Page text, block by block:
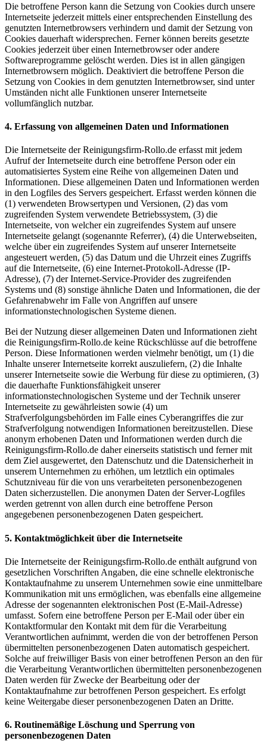
Die betroffene Person kann die Setzung von Cookies durch unsere
Internetseite jederzeit mittels einer entsprechenden Einstellung des
genutzten Internetbrowsers verhindern und damit der Setzung von
Cookies dauerhaft widersprechen. Ferner können bereits gesetzte
Cookies jederzeit über einen Internetbrowser oder andere
Softwareprogramme gelöscht werden. Dies ist in allen gängigen
Internetbrowsern möglich. Deaktiviert die betroffene Person die
Setzung von Cookies in dem genutzten Internetbrowser, sind unter
Umständen nicht alle Funktionen unserer Internetseite
vollumfänglich nutzbar.
4. Erfassung von allgemeinen Daten und Informationen
Die Internetseite der Reinigungsfirm-Rollo.de erfasst mit jedem
Aufruf der Internetseite durch eine betroffene Person oder ein
automatisiertes System eine Reihe von allgemeinen Daten und
Informationen. Diese allgemeinen Daten und Informationen werden
in den Logfiles des Servers gespeichert. Erfasst werden können die
(1) verwendeten Browsertypen und Versionen, (2) das vom
zugreifenden System verwendete Betriebssystem, (3) die
Internetseite, von welcher ein zugreifendes System auf unsere
Internetseite gelangt (sogenannte Referrer), (4) die Unterwebseiten,
welche über ein zugreifendes System auf unserer Internetseite
angesteuert werden, (5) das Datum und die Uhrzeit eines Zugriffs
auf die Internetseite, (6) eine Internet-Protokoll-Adresse (IP-
Adresse), (7) der Internet-Service-Provider des zugreifenden
Systems und (8) sonstige ähnliche Daten und Informationen, die der
Gefahrenabwehr im Falle von Angriffen auf unsere
informationstechnologischen Systeme dienen.
Bei der Nutzung dieser allgemeinen Daten und Informationen zieht
die Reinigungsfirm-Rollo.de keine Rückschlüsse auf die betroffene
Person. Diese Informationen werden vielmehr benötigt, um (1) die
Inhalte unserer Internetseite korrekt auszuliefern, (2) die Inhalte
unserer Internetseite sowie die Werbung für diese zu optimieren, (3)
die dauerhafte Funktionsfähigkeit unserer
informationstechnologischen Systeme und der Technik unserer
Internetseite zu gewährleisten sowie (4) um
Strafverfolgungsbehörden im Falle eines Cyberangriffes die zur
Strafverfolgung notwendigen Informationen bereitzustellen. Diese
anonym erhobenen Daten und Informationen werden durch die
Reinigungsfirm-Rollo.de daher einerseits statistisch und ferner mit
dem Ziel ausgewertet, den Datenschutz und die Datensicherheit in
unserem Unternehmen zu erhöhen, um letztlich ein optimales
Schutzniveau für die von uns verarbeiteten personenbezogenen
Daten sicherzustellen. Die anonymen Daten der Server-Logfiles
werden getrennt von allen durch eine betroffene Person
angegebenen personenbezogenen Daten gespeichert.
5. Kontaktmöglichkeit über die Internetseite
Die Internetseite der Reinigungsfirm-Rollo.de enthält aufgrund von
gesetzlichen Vorschriften Angaben, die eine schnelle elektronische
Kontaktaufnahme zu unserem Unternehmen sowie eine unmittelbare
Kommunikation mit uns ermöglichen, was ebenfalls eine allgemeine
Adresse der sogenannten elektronischen Post (E-Mail-Adresse)
umfasst. Sofern eine betroffene Person per E-Mail oder über ein
Kontaktformular den Kontakt mit dem für die Verarbeitung
Verantwortlichen aufnimmt, werden die von der betroffenen Person
übermittelten personenbezogenen Daten automatisch gespeichert.
Solche auf freiwilliger Basis von einer betroffenen Person an den für
die Verarbeitung Verantwortlichen übermittelten personenbezogenen
Daten werden für Zwecke der Bearbeitung oder der
Kontaktaufnahme zur betroffenen Person gespeichert. Es erfolgt
keine Weitergabe dieser personenbezogenen Daten an Dritte.
6. Routinemäßige Löschung und Sperrung von
personenbezogenen Daten